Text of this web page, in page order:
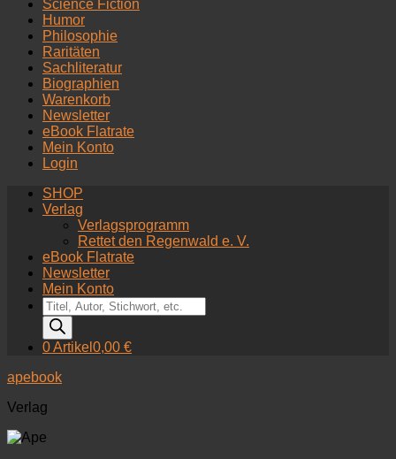
Science Fiction
Humor
Philosophie
Raritäten
Sachliteratur
Biographien
Warenkorb
Newsletter
eBook Flatrate
Mein Konto
Login
SHOP
Verlag
Verlagsprogramm
Rettet den Regenwald e. V.
eBook Flatrate
Newsletter
Mein Konto
Products
search
0 Artikel 0,00 €
apebook
Verlag